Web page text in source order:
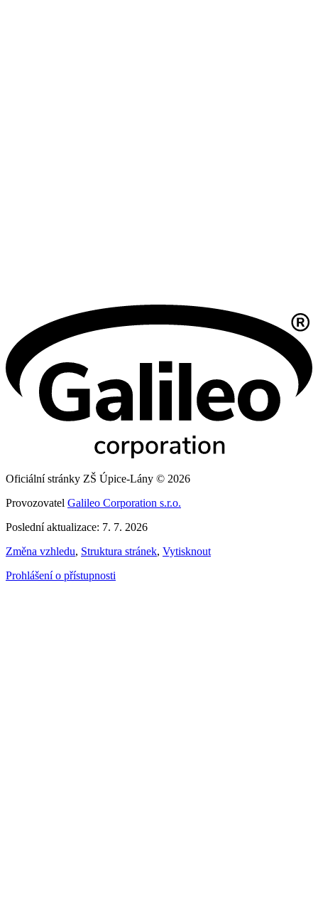
Oficiální stránky ZŠ Úpice-Lány © 2026
Provozovatel Galileo Corporation s.r.o.
Poslední aktualizace: 7. 7. 2026
Změna vzhledu, Struktura stránek, Vytisknout
Prohlášení o přístupnosti